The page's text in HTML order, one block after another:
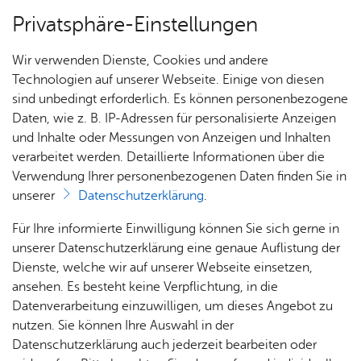
Über­sicht Bür­ger & Stadt
Rat­
haus &
Bür­
ger­
ser­vice
Rat­
häu­ser
Nach­
rich­
ten,
Vi­de­os
& Bil­
der
Me­di­
Jobs
Stel­
len­an­
ge­bo­te
Aus­bil­
dung &
Stu­di­
Bauen
& Um­
welt
Geo­
da­ten
Ge­
sund­
heit &
kum
Dienst­leis­tun­gen A–Z
Vor­le­sen
Füh­rer­schein - Be­glei­te­tes
Fah­ren ab 17 Jah­ren be­an­tra­
gen
Möchten Sie schon vor dem 18. Geburtstag den
Führerschein machen? Dann können Sie am "Begleiteten
Privatsphäre-Einstellungen
Wir verwenden Dienste, Cookies und andere
Technologien auf unserer Webseite. Einige von diesen
sind unbedingt erforderlich. Es können personenbezogene
Daten, wie z. B. IP-Adressen für personalisierte Anzeigen
und Inhalte oder Messungen von Anzeigen und Inhalten
verarbeitet werden. Detaillierte Informationen über die
Verwendung Ihrer personenbezogenen Daten finden Sie in
unserer
Datenschutzerklärung.
Für Ihre informierte Einwilligung können Sie sich gerne in
unserer Datenschutzerklärung eine genaue Auflistung der
Dienste, welche wir auf unserer Webseite einsetzen,
ansehen. Es besteht keine Verpflichtung, in die
Datenverarbeitung einzuwilligen, um dieses Angebot zu
nutzen. Sie können Ihre Auswahl in der
Datenschutzerklärung auch jederzeit bearbeiten oder